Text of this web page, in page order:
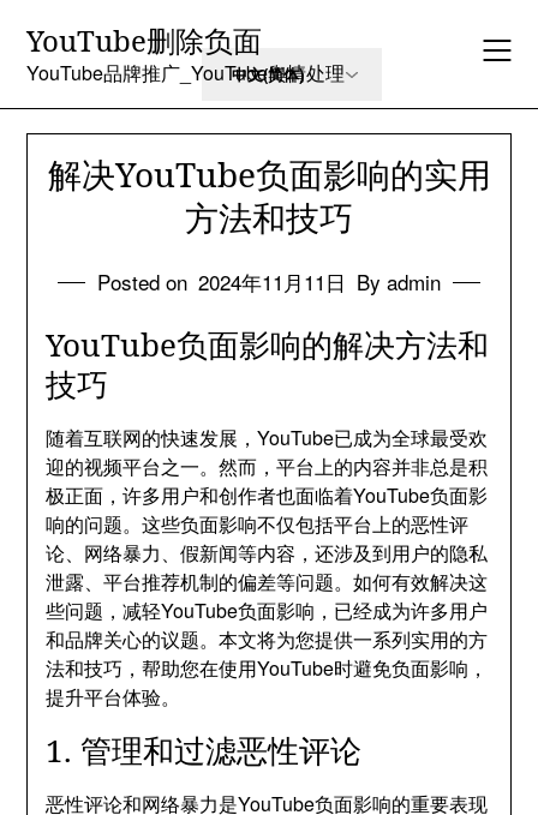
content
YouTube删除负面
YouTube品牌推广_YouTube舆情处理
解决YouTube负面影响的实用
方法和技巧
Posted on 2024年11月11日 By admin
YouTube负面影响的解决方法和
技巧
随着互联网的快速发展，YouTube已成为全球最受欢
迎的视频平台之一。然而，平台上的内容并非总是积
极正面，许多用户和创作者也面临着YouTube负面影
响的问题。这些负面影响不仅包括平台上的恶性评
论、网络暴力、假新闻等内容，还涉及到用户的隐私
泄露、平台推荐机制的偏差等问题。如何有效解决这
些问题，减轻YouTube负面影响，已经成为许多用户
和品牌关心的议题。本文将为您提供一系列实用的方
法和技巧，帮助您在使用YouTube时避免负面影响，
提升平台体验。
1. 管理和过滤恶性评论
恶性评论和网络暴力是YouTube负面影响的重要表现